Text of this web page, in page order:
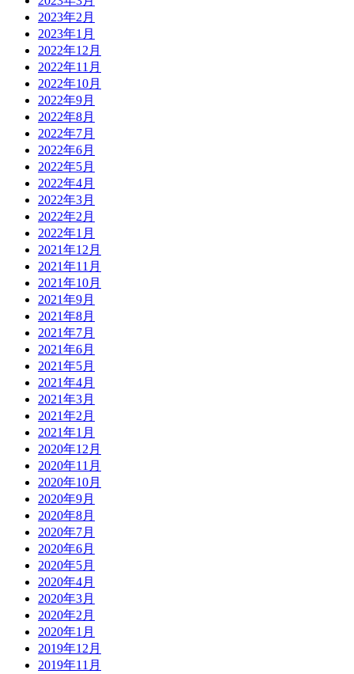
2023年2月
2023年1月
2022年12月
2022年11月
2022年10月
2022年9月
2022年8月
2022年7月
2022年6月
2022年5月
2022年4月
2022年3月
2022年2月
2022年1月
2021年12月
2021年11月
2021年10月
2021年9月
2021年8月
2021年7月
2021年6月
2021年5月
2021年4月
2021年3月
2021年2月
2021年1月
2020年12月
2020年11月
2020年10月
2020年9月
2020年8月
2020年7月
2020年6月
2020年5月
2020年4月
2020年3月
2020年2月
2020年1月
2019年12月
2019年11月